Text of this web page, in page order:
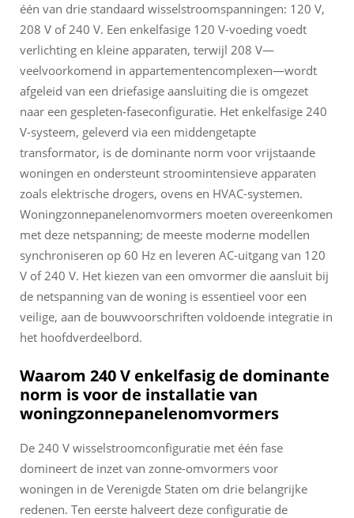
één van drie standaard wisselstroomspanningen: 120 V,
208 V of 240 V. Een enkelfasige 120 V-voeding voedt
verlichting en kleine apparaten, terwijl 208 V—
veelvoorkomend in appartementencomplexen—wordt
afgeleid van een driefasige aansluiting die is omgezet
naar een gespleten-faseconfiguratie. Het enkelfasige 240
V-systeem, geleverd via een middengetapte
transformator, is de dominante norm voor vrijstaande
woningen en ondersteunt stroomintensieve apparaten
zoals elektrische drogers, ovens en HVAC-systemen.
Woningzonnepanelenomvormers moeten overeenkomen
met deze netspanning; de meeste moderne modellen
synchroniseren op 60 Hz en leveren AC-uitgang van 120
V of 240 V. Het kiezen van een omvormer die aansluit bij
de netspanning van de woning is essentieel voor een
veilige, aan de bouwvoorschriften voldoende integratie in
het hoofdverdeelbord.
Waarom 240 V enkelfasig de dominante
norm is voor de installatie van
woningzonnepanelenomvormers
De 240 V wisselstroomconfiguratie met één fase
domineert de inzet van zonne-omvormers voor
woningen in de Verenigde Staten om drie belangrijke
redenen. Ten eerste halveert deze configuratie de